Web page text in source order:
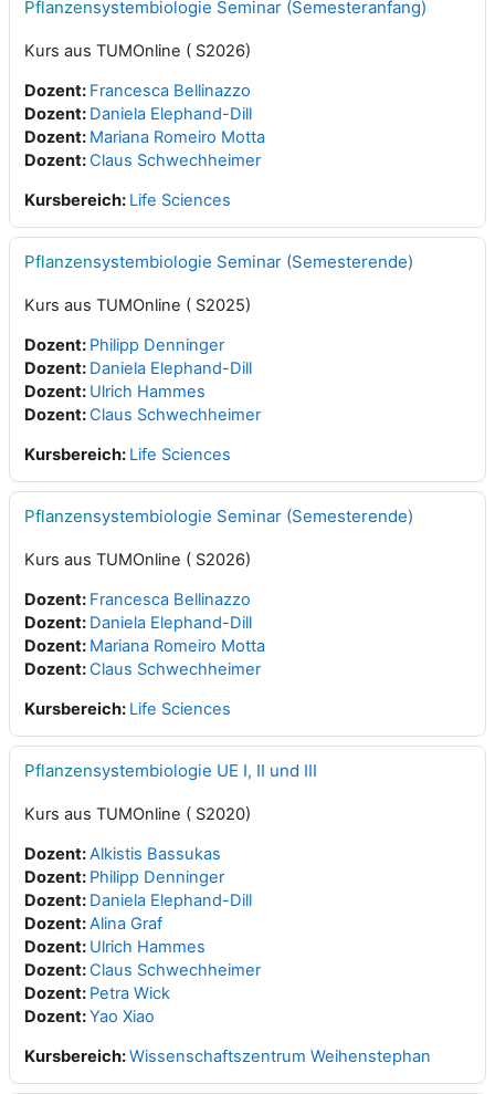
Pflanzensystembiologie Seminar (Semesteranfang)
Kurs aus TUMOnline ( S2026)
Dozent: Francesca Bellinazzo
Dozent: Daniela Elephand-Dill
Dozent: Mariana Romeiro Motta
Dozent:Claus Schwechheimer
Kursbereich: Life Sciences
Pflanzensystembiologie Seminar (Semesterende)
Kurs aus TUMOnline ( S2025)
Dozent: Philipp Denninger
Dozent: Daniela Elephand-Dill
Dozent: Ulrich Hammes
Dozent:Claus Schwechheimer
Kursbereich: Life Sciences
Pflanzensystembiologie Seminar (Semesterende)
Kurs aus TUMOnline ( S2026)
Dozent: Francesca Bellinazzo
Dozent: Daniela Elephand-Dill
Dozent: Mariana Romeiro Motta
Dozent:Claus Schwechheimer
Kursbereich: Life Sciences
Pflanzensystembiologie UE I, II und III
Kurs aus TUMOnline ( S2020)
Dozent:Alkistis Bassukas
Dozent: Philipp Denninger
Dozent: Daniela Elephand-Dill
Dozent:Alina Graf
Dozent: Ulrich Hammes
Dozent:Claus Schwechheimer
Dozent: Petra Wick
Dozent:Yao Xiao
Kursbereich:Wissenschaftszentrum Weihenstephan